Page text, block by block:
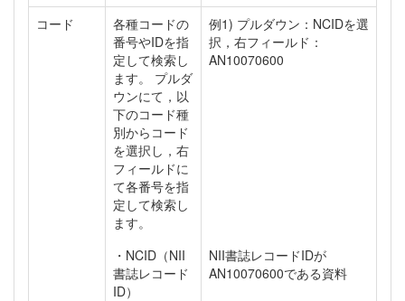
コード
各種コードの
番号やIDを指
定して検索し
ます。 プルダ
ウンにて，以
下のコード種
別からコード
を選択し，右
フィールドに
て各番号を指
定して検索し
ます。
例1) プルダウン：NCIDを選
択，右フィールド：
AN10070600
・NCID（NII
書誌レコード
ID）
NII書誌レコードIDが
AN10070600である資料